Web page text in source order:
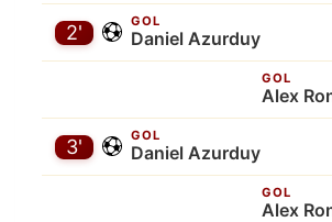
GOL
Daniel Azurduy
2'
GOL
Alex
GOL
Daniel Azurduy
3'
GOL
Alex